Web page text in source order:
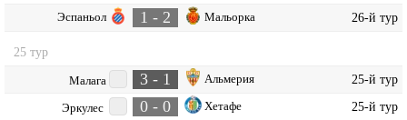
Эспаньол 1 - 2 Мальорка 26-й тур
25 тур
Малага 3 - 1 Альмерия 25-й тур
Эркулес 0 - 0 Хетафе 25-й тур